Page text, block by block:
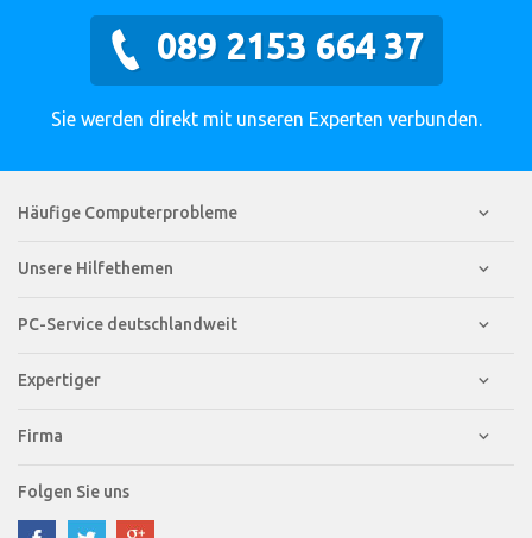
089 2153 664 37
Sie werden direkt mit unseren Experten verbunden.
Häufige Computerprobleme
Unsere Hilfethemen
PC-Service deutschlandweit
Expertiger
Firma
Folgen Sie uns